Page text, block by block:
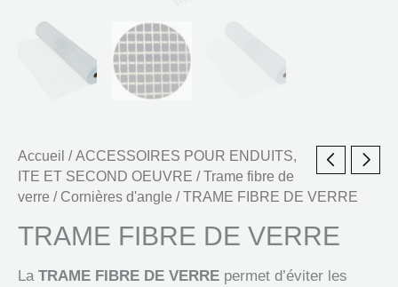
Accueil /ACCESSOIRES POUR ENDUITS,
ITE ET SECOND OEUVRE /Trame fibre de
verre / Cornières d'angle / TRAME FIBRE DE VERRE
TRAME FIBRE DE VERRE
La TRAME FIBRE DE VERRE permet d’éviter les